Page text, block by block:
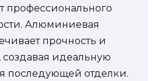
профессионального
Алюминиевая
прочность и
создавая идеальную
последующей отделки.